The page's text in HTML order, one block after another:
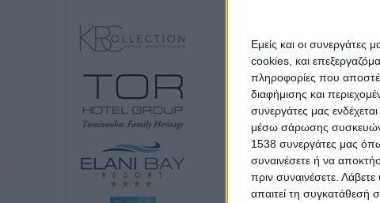
Εμείς και οι
cookies, και
πληροφορίες που
διαφήμισης και
συνεργάτες μας
μέσω σάρωσης συσκευών.
1538 συνεργάτες μας
συναινέσετε ή να
πριν συναινέσετε. Λάβετε
απαιτεί τη συγκατάθεσή